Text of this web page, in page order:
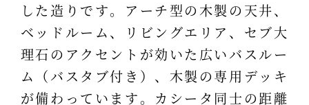
した造りです。アーチ型の木製の天井、
ベッドルーム、リビングエリア、セブ大
理石のアクセントが効いた広いバスルー
ム（バスタブ付き）、木製の専用デッキ
が備わっています。カシータ同士の距離